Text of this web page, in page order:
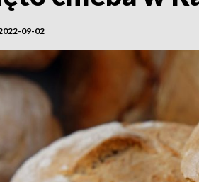
09-02